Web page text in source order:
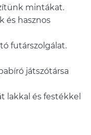
mintákat.
és hasznos
futárszolgálat.
játszótársa
lakkal és festékkel